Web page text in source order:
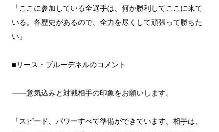
「ここに参加している全選手は、何か勝利してここに来て
いる。各歴史があるので、全力を尽くして頑張って勝ちた
い」
■リース・ブルーデネルのコメント
――意気込みと対戦相手の印象をお願いします。
「スピード、パワーすべて準備ができています。相手は、